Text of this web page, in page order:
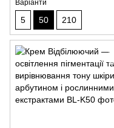
Варіанти
5 50 210